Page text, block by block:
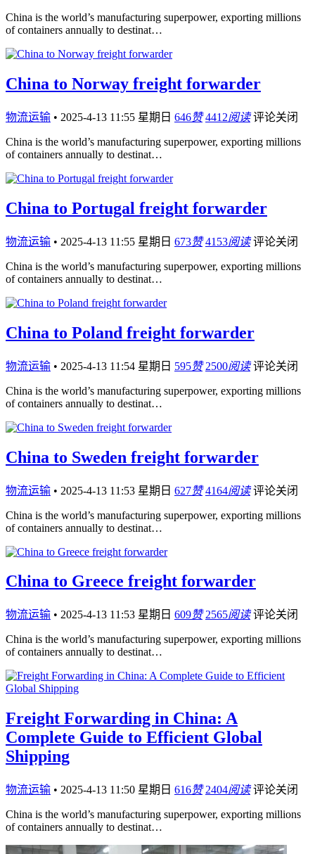
China is the world’s manufacturing superpower, exporting millions
of containers annually to destinat…
China to Norway freight forwarder
物流运输 • 2025-4-13 11:55 星期日 646赞 4412阅读 评论关闭
China is the world’s manufacturing superpower, exporting millions
of containers annually to destinat…
China to Portugal freight forwarder
物流运输 • 2025-4-13 11:55 星期日 673赞 4153阅读 评论关闭
China is the world’s manufacturing superpower, exporting millions
of containers annually to destinat…
China to Poland freight forwarder
物流运输 • 2025-4-13 11:54 星期日 595赞 2500阅读 评论关闭
China is the world’s manufacturing superpower, exporting millions
of containers annually to destinat…
China to Sweden freight forwarder
物流运输 • 2025-4-13 11:53 星期日 627赞 4164阅读 评论关闭
China is the world’s manufacturing superpower, exporting millions
of containers annually to destinat…
China to Greece freight forwarder
物流运输 • 2025-4-13 11:53 星期日 609赞 2565阅读 评论关闭
China is the world’s manufacturing superpower, exporting millions
of containers annually to destinat…
Freight Forwarding in China: A
Complete Guide to Efficient Global
Shipping
物流运输 • 2025-4-13 11:50 星期日 616赞 2404阅读 评论关闭
China is the world’s manufacturing superpower, exporting millions
of containers annually to destinat…